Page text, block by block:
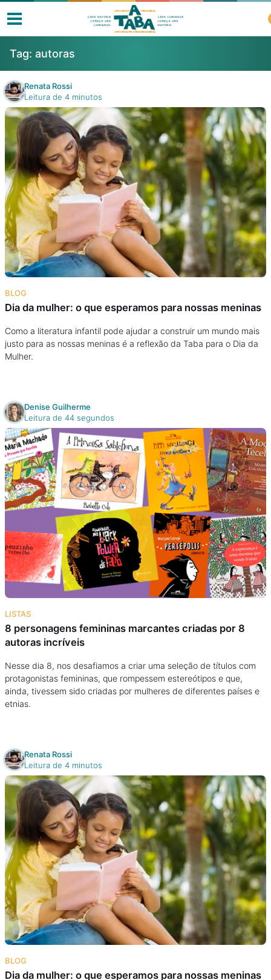
Livros
Resenhas
Clube de Leitores
Listas
Como ler?
Na escola
Na família
Colunas
Colecionáveis
Cursos On line
E-Books
Podcast
Taba na Escola
Tag: autoras
Renata Rossi
Leitura de 4 minutos
BLOG
Dia da mulher: o que esperamos para nossas meninas
Como a literatura infantil pode ajudar a construir um mundo mais
justo para as nossas meninas é a reflexão da Taba para o Dia da
Mulher.
Denise Guilherme
Leitura de 44 segundos
LISTAS
8 personagens femininas marcantes criadas por 8
autoras incríveis
Nesse dia 8, nos desafiamos a criar uma seleção de títulos com
protagonistas femininas, que rompessem estereótipos e que,
ainda, tivessem sido criadas por mulheres de diferentes países e
etnias.
Renata Rossi
Leitura de 4 minutos
BLOG
Dia da mulher: o que esperamos para nossas meninas